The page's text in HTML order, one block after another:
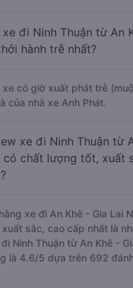
xe đi Ninh Thuận từ An
hành trễ nhất?
xe có giờ xuất phát trễ
của nhà xe Anh Phát.
xe đi Ninh Thuận từ
có chất lượng tốt, xuất
xe đi An Khê - Gia Lai
sắc, cao cấp nhất là
Ninh Thuận từ An Khê -
là 4.6/5 dựa trên 692